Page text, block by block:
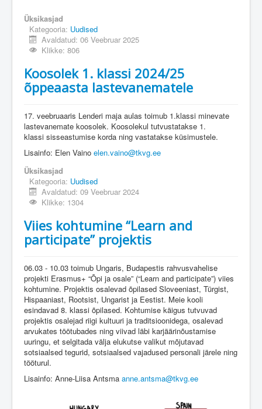
Üksikasjad
Kategooria: Uudised
Avaldatud: 06 Veebruar 2025
Klikke: 806
Koosolek 1. klassi 2024/25
õppeaasta lastevanematele
17. veebruaaris Lenderi maja aulas toimub 1.klassi minevate
lastevanemate koosolek. Koosolekul tutvustatakse 1.
klassi sisseastumise korda ning vastatakse küsimustele.
Lisainfo: Elen Vaino elen.vaino@tkvg.ee
Üksikasjad
Kategooria: Uudised
Avaldatud: 09 Veebruar 2024
Klikke: 1304
Viies kohtumine “Learn and
participate” projektis
06.03 - 10.03 toimub Ungaris, Budapestis rahvusvahelise
projekti Erasmus+ “Õpi ja osale” (“Learn and participate”) viies
kohtumine. Projektis osalevad õpilased Sloveeniast, Türgist,
Hispaaniast, Rootsist, Ungarist ja Eestist. Meie kooli
esindavad 8. klassi õpilased. Kohtumise käigus tutvuvad
projektis osalejad riigi kultuuri ja traditsioonidega, osalevad
arvukates töötubades ning viivad läbi karjäärinõustamise
uuringu, et selgitada välja elukutse valikut mõjutavad
sotsiaalsed tegurid, sotsiaalsed vajadused personali järele ning
tööturul.
Lisainfo: Anne-Liisa Antsma anne.antsma@tkvg.ee